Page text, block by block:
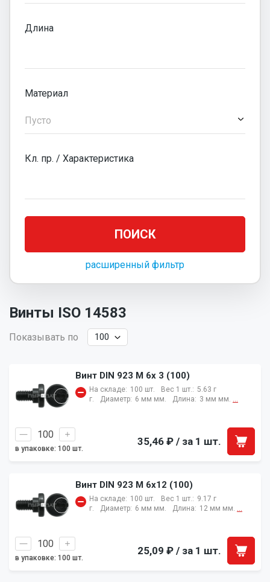
Длина
Материал
Пусто
Кл. пр. / Характеристика
расширенный фильтр
Винты ISO 14583
Показывать по
Винт DIN 923 M 6x 3 (100)
На складе: 100 шт. Вес 1 шт.: 5.63 г
г.
Диаметр: 6 мм мм. Длина: 3 мм мм. ...
в упаковке: 100 шт.
35,46 ₽ / за 1 шт.
Винт DIN 923 M 6x12 (100)
На складе: 100 шт. Вес 1 шт.: 9.17 г
г.
Диаметр: 6 мм мм. Длина: 12 мм мм. ...
в упаковке: 100 шт.
25,09 ₽ / за 1 шт.